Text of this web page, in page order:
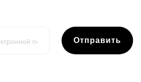
Отправить